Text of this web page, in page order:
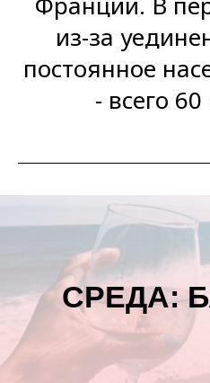
из-за
постоянное
- всего
СРЕДА: